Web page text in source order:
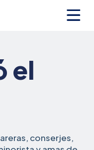
el
conserjes,